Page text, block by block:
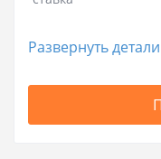
Развернуть детали